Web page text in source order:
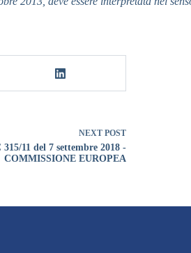
NEXT POST
315/11 del 7 settembre 2018 -
COMMISSIONE EUROPEA